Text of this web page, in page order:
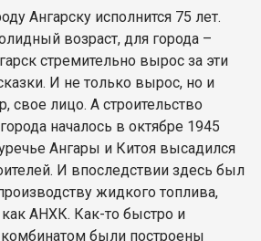
Ангарску исполнится 75 лет.
возраст, для города –
стремительно вырос за эти
И не только вырос, но и
свое лицо. А строительство
началось в октябре 1945
Ангары и Китоя высадился
И впоследствии здесь был
жидкого топлива,
АНХК. Как-то быстро и
были построены